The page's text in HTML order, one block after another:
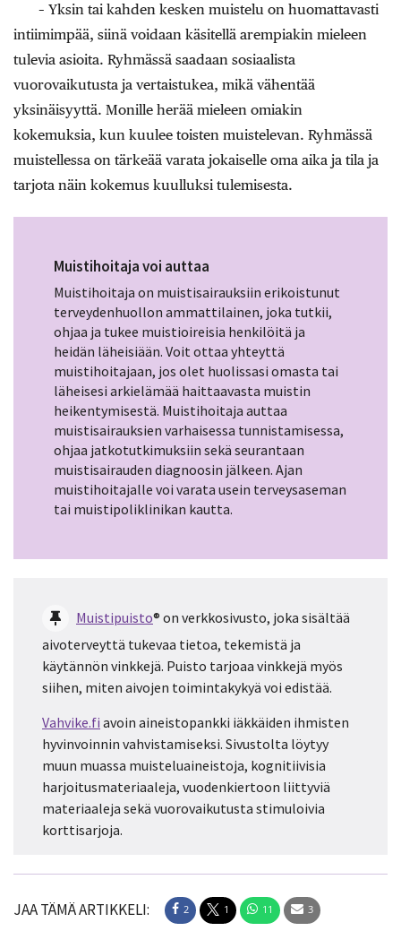
– Yksin tai kahden kesken muistelu on huomattavasti
intiimimpää, siinä voidaan käsitellä arempiakin mieleen
tulevia asioita. Ryhmässä saadaan sosiaalista
vuorovaikutusta ja vertaistukea, mikä vähentää
yksinäisyyttä. Monille herää mieleen omiakin
kokemuksia, kun kuulee toisten muistelevan. Ryhmässä
muistellessa on tärkeää varata jokaiselle oma aika ja tila ja
tarjota näin kokemus kuulluksi tulemisesta.
Muistihoitaja voi auttaa
Muistihoitaja on muistisairauksiin erikoistunut
terveydenhuollon ammattilainen, joka tutkii,
ohjaa ja tukee muistioireisia henkilöitä ja
heidän läheisiään. Voit ottaa yhteyttä
muistihoitajaan, jos olet huolissasi omasta tai
läheisesi arkielämää haittaavasta muistin
heikentymisestä. Muistihoitaja auttaa
muistisairauksien varhaisessa tunnistamisessa,
ohjaa jatkotutkimuksiin sekä seurantaan
muistisairauden diagnoosin jälkeen. Ajan
muistihoitajalle voi varata usein terveysaseman
tai muistipoliklinikan kautta.
Muistipuisto® on verkkosivusto, joka sisältää
aivoterveyttä tukevaa tietoa, tekemistä ja
käytännön vinkkejä. Puisto tarjoaa vinkkejä myös
siihen, miten aivojen toimintakykyä voi edistää.
Vahvike.fi avoin aineistopankki iäkkäiden ihmisten
hyvinvoinnin vahvistamiseksi. Sivustolta löytyy
muun muassa muisteluaineistoja, kognitiivisia
harjoitusmateriaaleja, vuodenkiertoon liittyviä
materiaaleja sekä vuorovaikutusta stimuloivia
korttisarjoja.
JAA TÄMÄ ARTIKKELI: 2 1 11 3